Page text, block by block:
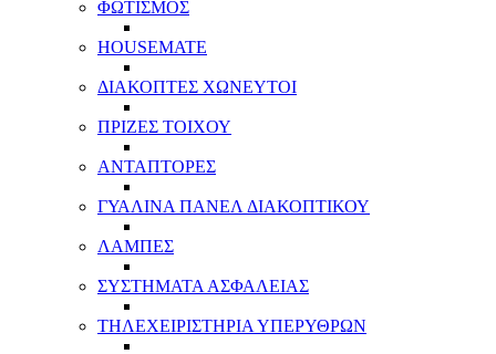
ΦΩΤΙΣΜΟΣ
HOUSEMATE
ΔΙΑΚΟΠΤΕΣ ΧΩΝΕΥΤΟΙ
ΠΡΙΖΕΣ ΤΟΙΧΟΥ
ΑΝΤΑΠΤΟΡΕΣ
ΓΥΑΛΙΝΑ ΠΑΝΕΛ ΔΙΑΚΟΠΤΙΚΟΥ
ΛΑΜΠΕΣ
ΣΥΣΤΗΜΑΤΑ ΑΣΦΑΛΕΙΑΣ
ΤΗΛΕΧΕΙΡΙΣΤΗΡΙΑ ΥΠΕΡΥΘΡΩΝ